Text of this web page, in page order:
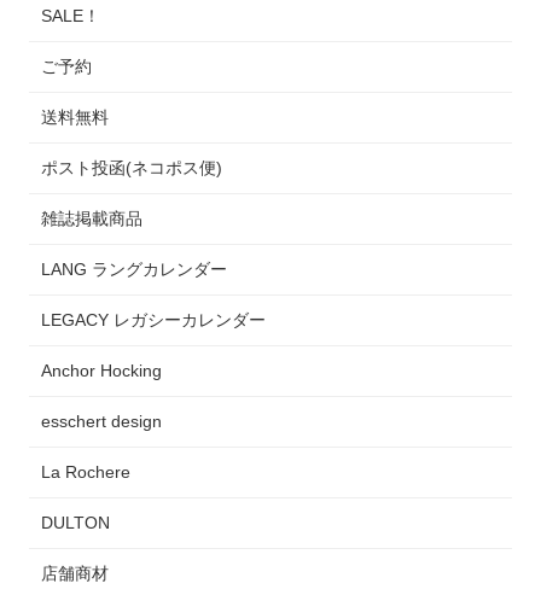
SALE！
ご予約
送料無料
ポスト投函(ネコポス便)
雑誌掲載商品
LANG ラングカレンダー
LEGACY レガシーカレンダー
Anchor Hocking
esschert design
La Rochere
DULTON
店舗商材